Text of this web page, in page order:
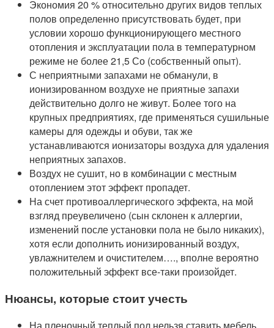
Экономия 20 % относительно других видов теплых
полов определенно присутствовать будет, при
условии хорошо функционирующего местного
отопления и эксплуатации пола в температурном
режиме не более 21,5 Со (собственный опыт).
С неприятными запахами не обманули, в
ионизированном воздухе не приятные запахи
действительно долго не живут. Более того на
крупных предприятиях, где применяться сушильные
камеры для одежды и обуви, так же
устанавливаются ионизаторы воздуха для удаления
неприятных запахов.
Воздух не сушит, но в комбинации с местным
отоплением этот эффект пропадет.
На счет противоаллергического эффекта, на мой
взгляд преувеличено (сын склонен к аллергии,
изменений после установки пола не было никаких),
хотя если дополнить ионизированный воздух,
увлажнителем и очистителем…., вполне вероятно
положительный эффект все-таки произойдет.
Нюансы, которые стоит учесть
На пленочный теплый пол нельзя ставить мебель,